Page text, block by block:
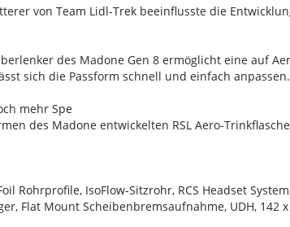
von Team Lidl-Trek beeinflusste die
des Madone Gen 8 ermöglicht eine auf
sich die Passform schnell und einfach anpassen.
mehr Spe
des Madone entwickelten RSL Aero-
Rohrprofile, IsoFlow-Sitzrohr, RCS Headset
Flat Mount Scheibenbremsaufnahme, UDH, 142